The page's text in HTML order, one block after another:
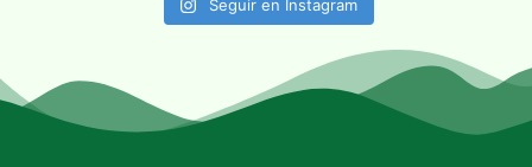
Seguir en Instagram